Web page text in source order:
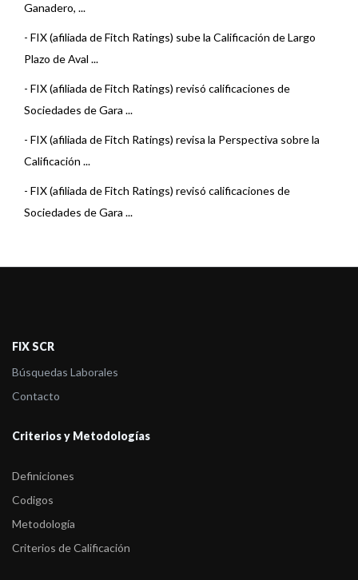
Ganadero, ...
- FIX (afiliada de Fitch Ratings) sube la Calificación de Largo
Plazo de Aval ...
- FIX (afiliada de Fitch Ratings) revisó calificaciones de
Sociedades de Gara ...
- FIX (afiliada de Fitch Ratings) revisa la Perspectiva sobre la
Calificación ...
- FIX (afiliada de Fitch Ratings) revisó calificaciones de
Sociedades de Gara ...
FIX SCR
Búsquedas Laborales
Contacto
Criterios y Metodologías
Definiciones
Codigos
Metodología
Criterios de Calificación